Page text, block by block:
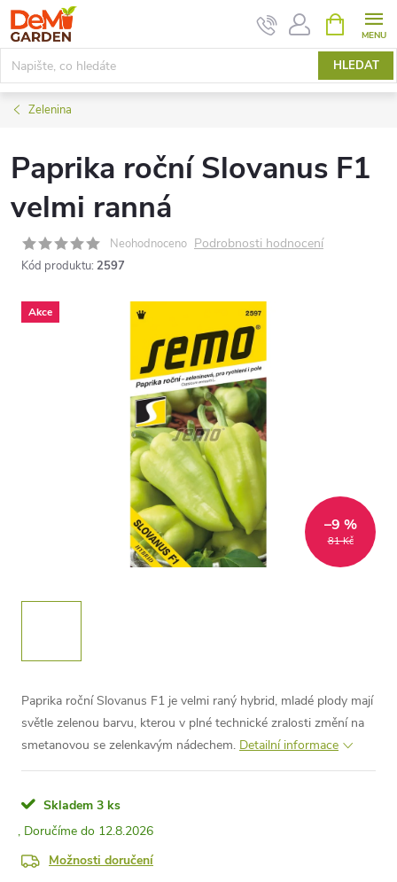
Přejít
na
obsah
HLEDAT
NÁKUPNÍ
KOŠÍK
Zelenina
Paprika roční Slovanus F1
velmi ranná
Neohodnoceno Podrobnosti hodnocení
Kód produktu: 2597
Akce
81 Kč
–9 %
Paprika roční Slovanus F1 je velmi raný hybrid, mladé plody mají
světle zelenou barvu, kterou v plné technické zralosti změní na
smetanovou se zelenkavým nádechem. Detailní informace
Skladem 3 ks
12.8.2026
Možnosti doručení